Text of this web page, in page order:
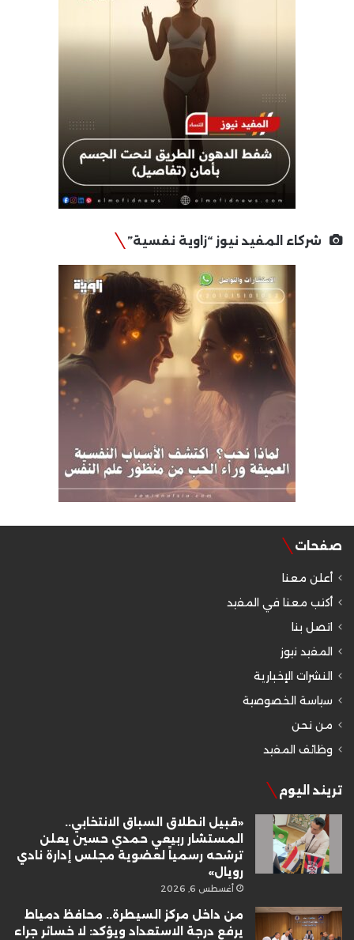
شركاء المفيد نيوز “زاوية نفسية”
صفحات
أعلن معنا
أكتب معنا في المفيد
اتصل بنا
المفيد نيوز
النشرات الإخبارية
سياسة الخصوصية
من نحن
وظائف المفيد
تريند اليوم
«قبيل انطلاق السباق الانتخابي..
المستشار ربيعي حمدي حسين يعلن
ترشحه رسمياً لعضوية مجلس إدارة نادي
رويال»
أغسطس 6, 2026
من داخل مركز السيطرة.. محافظ دمياط
يرفع درجة الاستعداد ويؤكد: لا خسائر جراء